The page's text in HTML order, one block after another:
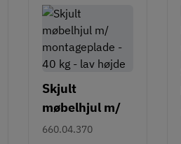
Skjult
møbelhjul m/
montageplade
660.04.370